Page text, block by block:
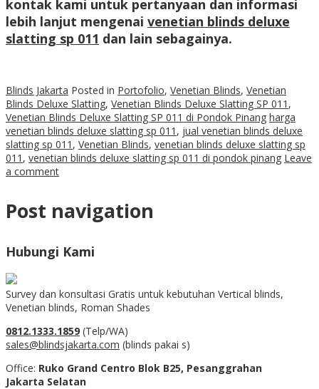
kontak kami untuk pertanyaan dan informasi
lebih lanjut mengenai venetian blinds deluxe
slatting sp 011 dan lain sebagainya.
Blinds Jakarta Posted in Portofolio, Venetian Blinds, Venetian
Blinds Deluxe Slatting, Venetian Blinds Deluxe Slatting SP 011 ,
Venetian Blinds Deluxe Slatting SP 011 di Pondok Pinang harga
venetian blinds deluxe slatting sp 011 , jual venetian blinds deluxe
slatting sp 011 , Venetian Blinds, venetian blinds deluxe slatting sp
011 , venetian blinds deluxe slatting sp 011 di pondok pinang Leave
a comment
Post navigation
Hubungi Kami
Survey dan konsultasi Gratis untuk kebutuhan Vertical blinds,
Venetian blinds, Roman Shades
0812.1333.1859 (Telp/WA)
sales@blindsjakarta.com (blinds pakai s)
Office: Ruko Grand Centro Blok B25, Pesanggrahan
Jakarta Selatan